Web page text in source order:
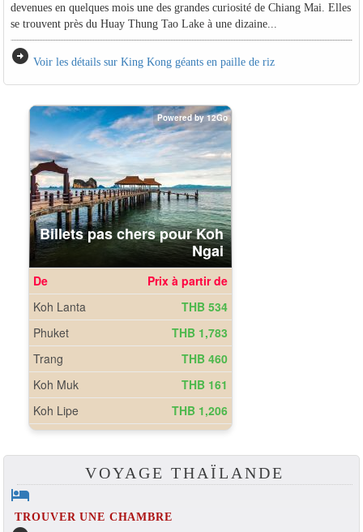
devenues en quelques mois une des grandes curiosité de Chiang Mai. Elles
se trouvent près du Huay Thung Tao Lake à une dizaine...
arrow_circle_right Voir les détails sur King Kong géants en paille de riz
VOYAGE THAÏLANDE
hotel
TROUVER UNE CHAMBRE